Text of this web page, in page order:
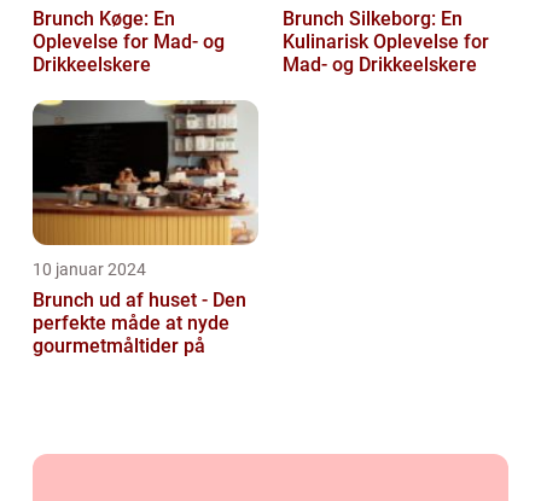
Brunch Køge: En
Oplevelse for Mad- og
Drikkeelskere
Brunch Silkeborg: En
Kulinarisk Oplevelse for
Mad- og Drikkeelskere
10 januar 2024
Brunch ud af huset - Den
perfekte måde at nyde
gourmetmåltider på